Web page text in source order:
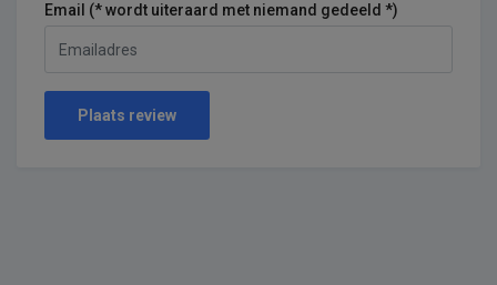
Email (* wordt uiteraard met niemand gedeeld *)
Plaats review